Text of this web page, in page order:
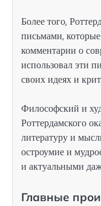
Более того,
письмами,
комментарии о
использовал эти
своих идеях и
Философский и
Роттердамского
литературу и
остроумие и
и актуальными
Главные